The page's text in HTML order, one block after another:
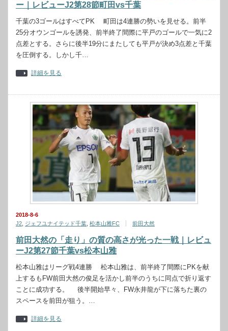
ー｜レビューJ2第28節町田vs千葉
千葉の3ゴールはすべてPK 町田は4連勝の勢いを見せる。前半
25分オウンゴールを誘発、前半終了間際に平戸のゴールで一気に2
点差とする。さらに後半19分にまたしても平戸が決め3点差と千葉
を圧倒する。しかし千…
詳細を見る
2018-8-6
J2 ジェフユナイテッド千葉 松本山雅FC 前田大然
前田大然の「走り」の質の高さが光った一戦｜レビュ
ーJ2第27節千葉vs松本山雅
松本山雅はリーグ戦4連勝 松本山雅は、前半終了間際にPKを献
上するもFW前田大然の俊足を活かし前半のうちに同点で折り返す
ことに成功する。 後半開始早々、FW永井龍が下に落ちた裏の
スペースを前田が狙う。…
詳細を見る